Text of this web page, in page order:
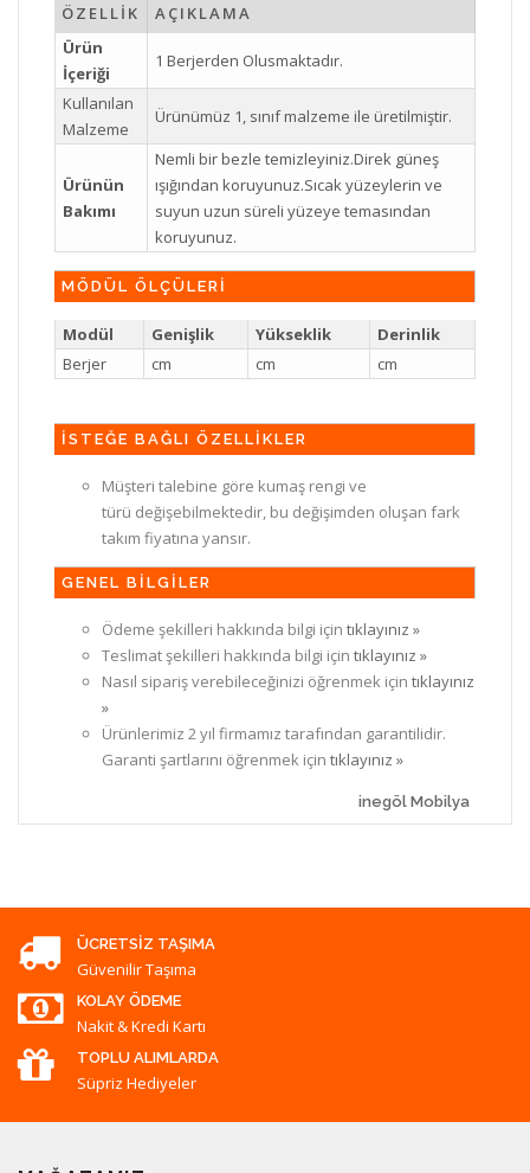
ÖZELLİK
AÇIKLAMA
Ürün
İçeriği
1 Berjerden Olusmaktadır.
Kullanılan
Malzeme
Ürünümüz 1, sınıf malzeme ile üretilmiştir.
Ürünün
Bakımı
Nemli bir bezle temizleyiniz.Direk güneş
ışığından koruyunuz.Sıcak yüzeylerin ve
suyun uzun süreli yüzeye temasından
koruyunuz.
MÖDÜL ÖLÇÜLERİ
Modül Genişlik Yükseklik
Derinlik
Berjer
cm cm cm
İSTEĞE BAĞLI ÖZELLİKLER
Müşteri talebine göre kumaş rengi ve
türü değişebilmektedir, bu değişimden oluşan fark
takım fiyatına yansır.
GENEL BİLGİLER
Ödeme şekilleri hakkında bilgi için tıklayınız »
Teslimat şekilleri hakkında bilgi için tıklayınız »
Nasıl sipariş verebileceğinizi öğrenmek için tıklayınız
»
Ürünlerimiz 2 yıl firmamız tarafından garantilidir.
Garanti şartlarını öğrenmek için tıklayınız »
inegöl Mobilya
ÜCRETSIZ TAŞIMA
Güvenilir Taşıma
KOLAY ÖDEME
Nakit & Kredi Kartı
TOPLU ALIMLARDA
Süpriz Hediyeler